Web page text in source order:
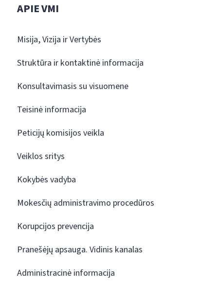
APIE VMI
Misija, Vizija ir Vertybės
Struktūra ir kontaktinė informacija
Konsultavimasis su visuomene
Teisinė informacija
Peticijų komisijos veikla
Veiklos sritys
Kokybės vadyba
Mokesčių administravimo procedūros
Korupcijos prevencija
Pranešėjų apsauga. Vidinis kanalas
Administracinė informacija